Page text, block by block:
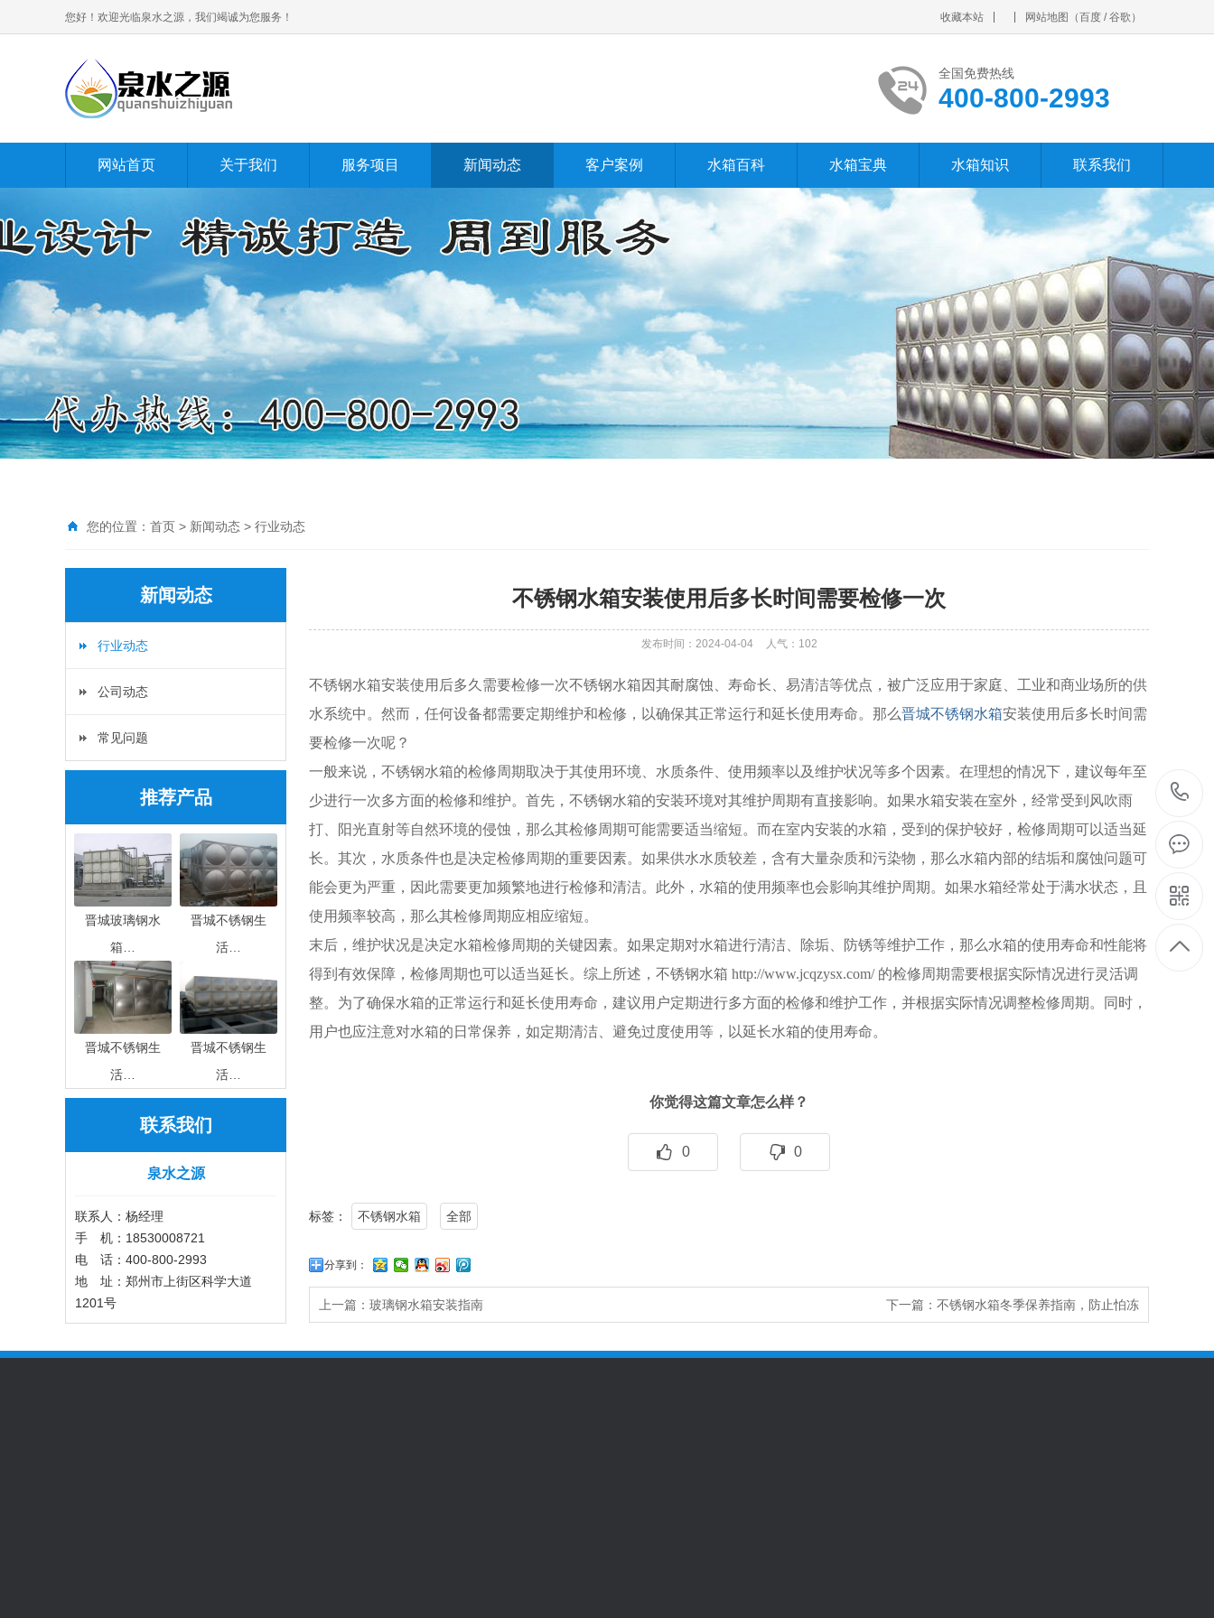
您好！欢迎光临泉水之源，我们竭诚为您服务！ 收藏本站 网站地图 （百度 /谷歌 ）
全国免费热线
400-800-2993
网站首页 关于我们 服务项目 新闻动态 客户案例 水箱百科 水箱宝典 水箱知识 联系我们
您的位置： 首页 > 新闻动态 > 行业动态
新闻动态
行业动态
公司动态
常见问题
推荐产品
晋城玻璃钢水
箱…
晋城不锈钢生
活…
晋城不锈钢生
活…
晋城不锈钢生
活…
联系我们
泉水之源
联系人：杨经理
手 机：18530008721
电 话：400-800-2993
地 址：郑州市上街区科学大道
1201号
不锈钢水箱安装使用后多长时间需要检修一次
发布时间：2024-04-04 人气： 102
不锈钢水箱安装使用后多久需要检修一次不锈钢水箱因其耐腐蚀、寿命长、易清洁等优点，被广泛应用于家庭、工业和商业场所的供
水系统中。然而，任何设备都需要定期维护和检修，以确保其正常运行和延长使用寿命。那么晋城不锈钢水箱安装使用后多长时间需
要检修一次呢？
一般来说，不锈钢水箱的检修周期取决于其使用环境、水质条件、使用频率以及维护状况等多个因素。在理想的情况下，建议每年至
少进行一次多方面的检修和维护。首先，不锈钢水箱的安装环境对其维护周期有直接影响。如果水箱安装在室外，经常受到风吹雨
打、阳光直射等自然环境的侵蚀，那么其检修周期可能需要适当缩短。而在室内安装的水箱，受到的保护较好，检修周期可以适当延
长。其次，水质条件也是决定检修周期的重要因素。如果供水水质较差，含有大量杂质和污染物，那么水箱内部的结垢和腐蚀问题可
能会更为严重，因此需要更加频繁地进行检修和清洁。此外，水箱的使用频率也会影响其维护周期。如果水箱经常处于满水状态，且
使用频率较高，那么其检修周期应相应缩短。
末后，维护状况是决定水箱检修周期的关键因素。如果定期对水箱进行清洁、除垢、防锈等维护工作，那么水箱的使用寿命和性能将
得到有效保障，检修周期也可以适当延长。综上所述，不锈钢水箱 http://www.jcqzysx.com/ 的检修周期需要根据实际情况进行灵活调
整。为了确保水箱的正常运行和延长使用寿命，建议用户定期进行多方面的检修和维护工作，并根据实际情况调整检修周期。同时，
用户也应注意对水箱的日常保养，如定期清洁、避免过度使用等，以延长水箱的使用寿命。
你觉得这篇文章怎么样？
0 0
标签： 不锈钢水箱 全部
分享到：
上一篇： 玻璃钢水箱安装指南 下一篇： 不锈钢水箱冬季保养指南，防止怕冻